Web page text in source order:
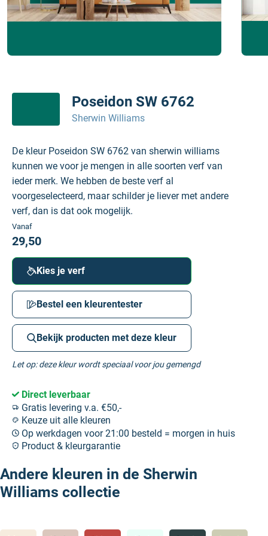
Poseidon SW 6762
Sherwin Williams
De kleur Poseidon SW 6762 van sherwin williams
kunnen we voor je mengen in alle soorten verf van
ieder merk. We hebben de beste verf al
voorgeselecteerd, maar schilder je liever met andere
verf, dan is dat ook mogelijk.
Vanaf
29,50
Kies je verf
Bestel een kleurentester
Bekijk producten met deze kleur
Let op: deze kleur wordt speciaal voor jou gemengd
Direct leverbaar
Gratis levering v.a. €50,-
Keuze uit alle kleuren
Op werkdagen voor 21:00 besteld = morgen in huis
Product & kleurgarantie
Andere kleuren in de Sherwin
Williams collectie